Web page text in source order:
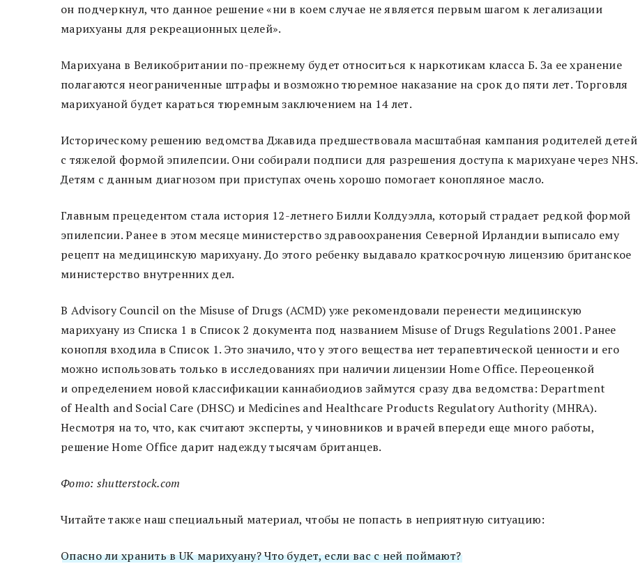
он подчеркнул, что данное решение «ни в коем случае не является первым шагом к легализации
марихуаны для рекреационных целей».
Марихуана в Великобритании по-прежнему будет относиться к наркотикам класса Б. За ее хранение
полагаются неограниченные штрафы и возможно тюремное наказание на срок до пяти лет. Торговля
марихуаной будет караться тюремным заключением на 14 лет.
Историческому решению ведомства Джавида предшествовала масштабная кампания родителей детей
с тяжелой формой эпилепсии. Они собирали подписи для разрешения доступа к марихуане через NHS.
Детям с данным диагнозом при приступах очень хорошо помогает конопляное масло.
Главным прецедентом стала история 12-летнего Билли Колдуэлла, который страдает редкой формой
эпилепсии. Ранее в этом месяце министерство здравоохранения Северной Ирландии выписало ему
рецепт на медицинскую марихуану. До этого ребенку выдавало краткосрочную лицензию британское
министерство внутренних дел.
В Advisory Council on the Misuse of Drugs (ACMD) уже рекомендовали перенести медицинскую
марихуану из Списка 1 в Список 2 документа под названием Misuse of Drugs Regulations 2001. Ранее
конопля входила в Список 1. Это значило, что у этого вещества нет терапевтической ценности и его
можно использовать только в исследованиях при наличии лицензии Home Office. Переоценкой
и определением новой классификации каннабиодиов займутся сразу два ведомства: Department
of Health and Social Care (DHSC) и Medicines and Healthcare Products Regulatory Authority (MHRA).
Несмотря на то, что, как считают эксперты, у чиновников и врачей впереди еще много работы,
решение Home Office дарит надежду тысячам британцев.
Фото: shutterstock.com
Читайте также наш специальный материал, чтобы не попасть в неприятную ситуацию:
Опасно ли хранить в UK марихуану? Что будет, если вас с ней поймают?